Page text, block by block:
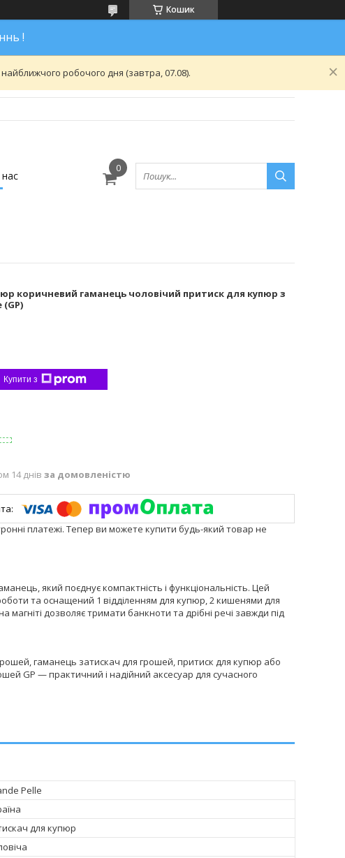
Кошик
!
робочого дня (завтра, 07.08).
коричневий гаманець чоловічий притиск для купюр з
Купити з
14 днів за домовленістю
платежі. Тепер ви можете купити будь-який товар не
який поєднує компактність і функціональність. Цей
та оснащений 1 відділенням для купюр, 2 кишенями для
дозволяє тримати банкноти та дрібні речі завжди під
гаманець затискач для грошей, притиск для купюр або
GP — практичний і надійний аксесуар для сучасного
Pelle
для купюр